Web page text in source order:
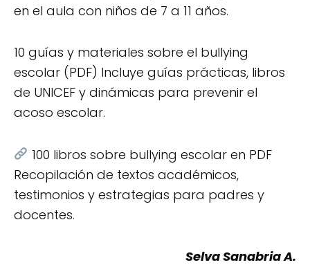
en el aula con niños de 7 a 11 años.
10 guías y materiales sobre el bullying
escolar (PDF) Incluye guías prácticas, libros
de UNICEF y dinámicas para prevenir el
acoso escolar.
100 libros sobre bullying escolar en PDF
Recopilación de textos académicos,
testimonios y estrategias para padres y
docentes.
Selva Sanabria A.